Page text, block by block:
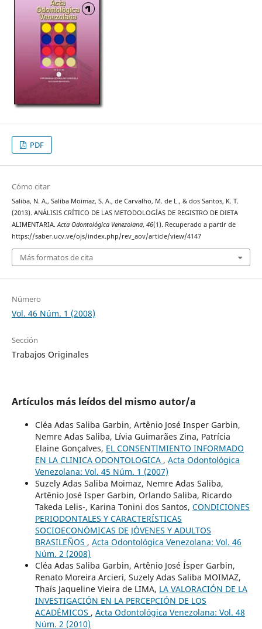
PDF
Cómo citar
Saliba, N. A., Saliba Moimaz, S. A., de Carvalho, M. de L., & dos Santos, K. T.
(2013). ANÁLISIS CRÍTICO DE LAS METODOLOGÍAS DE REGISTRO DE DIETA
ALIMENTARIA.Acta Odontológica Venezolana, 46(1). Recuperado a partir de
https://saber.ucv.ve/ojs/index.php/rev_aov/article/view/4147
Más formatos de cita
Número
Vol. 46 Núm. 1 (2008)
Sección
Trabajos Originales
Artículos más leídos del mismo autor/a
Cléa Adas Saliba Garbin, Artênio José Insper Garbin,
Nemre Adas Saliba, Lívia Guimarães Zina, Patrícia
Elaine Gonçalves, EL CONSENTIMIENTO INFORMADO
EN LA CLINICA ODONTOLOGICA , Acta Odontológica
Venezolana: Vol. 45 Núm. 1 (2007)
Suzely Adas Saliba Moimaz, Nemre Adas Saliba,
Artênio José Isper Garbin, Orlando Saliba, Ricardo
Takeda Lelis-, Karina Tonini dos Santos, CONDICIONES
PERIODONTALES Y CARACTERÍSTICAS
SOCIOECONÓMICAS DE JÓVENES Y ADULTOS
BRASILEÑOS , Acta Odontológica Venezolana: Vol. 46
Núm. 2 (2008)
Cléa Adas Saliba Garbin, Artênio José Ísper Garbin,
Renato Moreira Arcieri, Suzely Adas Saliba MOIMAZ,
Thaís Jaqueline Vieira de LIMA, LA VALORACIÓN DE LA
INVESTIGACIÓN EN LA PERCEPCIÓN DE LOS
ACADÉMICOS , Acta Odontológica Venezolana: Vol. 48
Núm. 2 (2010)